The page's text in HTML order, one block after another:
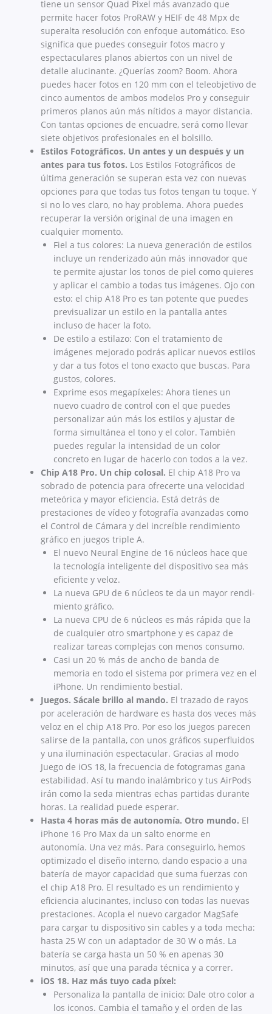
tiene un sensor Quad Pixel más avanzado que
permite hacer fotos ProRAW y HEIF de 48 Mpx de
superalta resolución con enfoque automático. Eso
significa que puedes conseguir fotos macro y
espectaculares planos abiertos con un nivel de
detalle alucinante. ¿Querías zoom? Boom. Ahora
puedes hacer fotos en 120 mm con el teleobjetivo de
cinco aumentos de ambos modelos Pro y conseguir
primeros planos aún más nítidos a mayor distancia.
Con tantas opciones de encuadre, será como llevar
siete objetivos profesionales en el bolsillo.
Estilos Fotográficos. Un antes y un después y un
antes para tus fotos. Los Estilos Fotográficos de
última generación se superan esta vez con nuevas
opciones para que todas tus fotos tengan tu toque. Y
si no lo ves claro, no hay problema. Ahora puedes
recuperar la versión original de una imagen en
cualquier momento.
Fiel a tus colores: La nueva generación de estilos
incluye un renderizado aún más innovador que
te permite ajustar los tonos de piel como quieres
y aplicar el cambio a todas tus imágenes. Ojo con
esto: el chip A18 Pro es tan potente que puedes
previsualizar un estilo en la pantalla antes
incluso de hacer la foto.
De estilo a estilazo: Con el tratamiento de
imágenes mejorado podrás aplicar nuevos estilos
y dar a tus fotos el tono exacto que buscas. Para
gustos, colores.
Exprime esos megapíxeles: Ahora tienes un
nuevo cuadro de control con el que puedes
personalizar aún más los estilos y ajustar de
forma simultánea el tono y el color. También
puedes regular la intensidad de un color
concreto en lugar de hacerlo con todos a la vez.
Chip A18 Pro. Un chip colosal. El chip A18 Pro va
sobrado de potencia para ofrecerte una velocidad
meteórica y mayor eficiencia. Está detrás de
prestaciones de vídeo y fotografía avanzadas como
el Control de Cámara y del increíble rendimiento
gráfico en juegos triple A.
El nuevo Neural Engine de 16 núcleos hace que
la tecnología inteligente del dispositivo sea más
eficiente y veloz.
La nueva GPU de 6 núcleos te da un mayor rendi­
miento gráfico.
La nueva CPU de 6 núcleos es más rápida que la
de cualquier otro smartphone y es capaz de
realizar tareas complejas con menos consumo.
Casi un 20 % más de ancho de banda de
memoria en todo el sistema por primera vez en el
iPhone. Un rendimiento bestial.
Juegos. Sácale brillo al mando. El trazado de rayos
por aceleración de hardware es hasta dos veces más
veloz en el chip A18 Pro. Por eso los juegos parecen
salirse de la pantalla, con unos gráficos superfluidos
y una iluminación espectacular. Gracias al modo
Juego de iOS 18, la frecuencia de fotogramas gana
estabilidad. Así tu mando inalámbrico y tus AirPods
irán como la seda mientras echas partidas durante
horas. La realidad puede esperar.
Hasta 4 horas más de autonomía. Otro mundo. El
iPhone 16 Pro Max da un salto enorme en
autonomía. Una vez más. Para conseguirlo, hemos
optimizado el diseño interno, dando espacio a una
batería de mayor capacidad que suma fuerzas con
el chip A18 Pro. El resultado es un rendi­miento y
eficiencia alucinantes, incluso con todas las nuevas
prestaciones. Acopla el nuevo cargador MagSafe
para cargar tu dispositivo sin cables y a toda mecha:
hasta 25 W con un adaptador de 30 W o más. La
batería se carga hasta un 50 % en apenas 30
minutos, así que una parada técnica y a correr.
iOS 18. Haz más tuyo cada píxel:
Personaliza la pantalla de inicio: Dale otro color a
los iconos. Cambia el tamaño y el orden de las